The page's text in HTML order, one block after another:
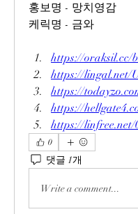
홍보명 - 망치영감
케릭명 - 금와
https://oraksil.cc/
https://lingal.net/
https://
https://
https://linfree.net/
0
댓글 1개
Write a comment...